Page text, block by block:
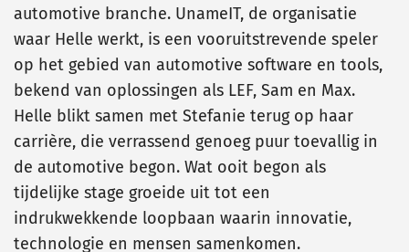
automotive branche. UnameIT, de organisatie
waar Helle werkt, is een vooruitstrevende speler
op het gebied van automotive software en tools,
bekend van oplossingen als LEF, Sam en Max.
Helle blikt samen met Stefanie terug op haar
carrière, die verrassend genoeg puur toevallig in
de automotive begon. Wat ooit begon als
tijdelijke stage groeide uit tot een
indrukwekkende loopbaan waarin innovatie,
technologie en mensen samenkomen.